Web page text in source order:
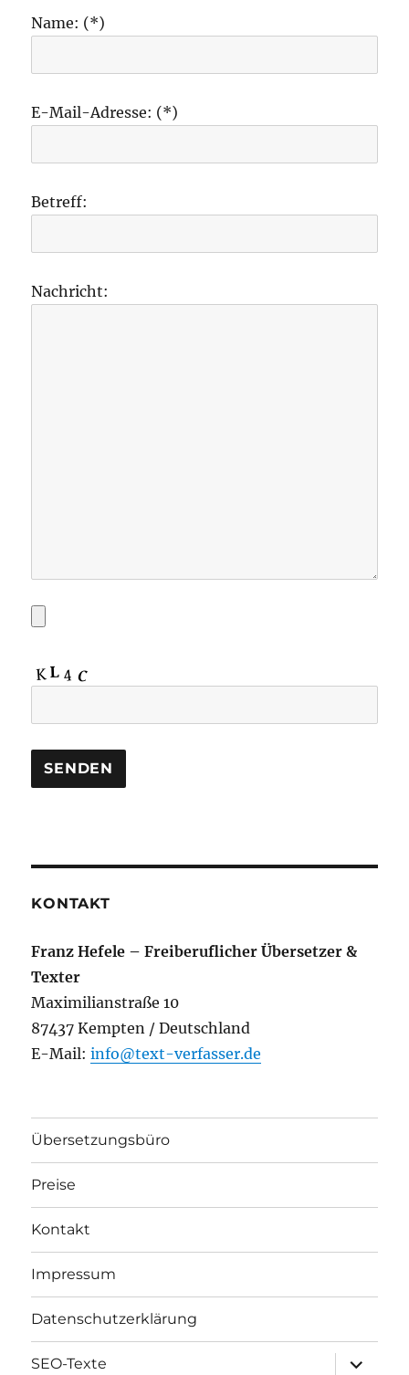
Name: (*)
E-Mail-Adresse: (*)
Betreff:
Nachricht:
KONTAKT
Franz Hefele – Freiberuflicher Übersetzer &
Texter
Maximilianstraße 10
87437 Kempten / Deutschland
E-Mail:info@text-verfasser.de
Übersetzungsbüro
Preise
Kontakt
Impressum
Datenschutzerklärung
SEO-Texte